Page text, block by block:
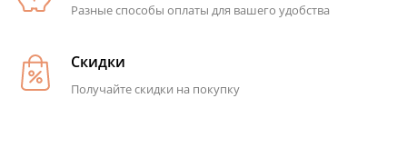
Разные способы оплаты для вашего удобства
Скидки
Получайте скидки на покупку